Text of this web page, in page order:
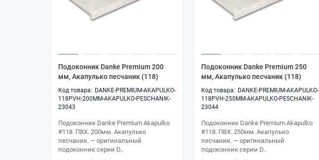
Подоконник Danke Premium 200
мм, Акапулько песчаник (118)
DANKE-PREMIUM-AKAPULKO-
118PVH-200MM-AKAPULKO-PESCHANIK-
23043
Подоконник Danke Premium Akapulko
#118. ПВХ. 200мм. Акапулько
песчаник. — оригинальный
подоконник серии D..
Подоконник Danke Premium 250
мм, Акапулько песчаник (118)
DANKE-PREMIUM-AKAPULKO-
118PVH-250MM-AKAPULKO-PESCHANIK-
23044
Подоконник Danke Premium Akapulko
#118. ПВХ. 250мм. Акапулько
песчаник. — оригинальный
подоконник серии D..